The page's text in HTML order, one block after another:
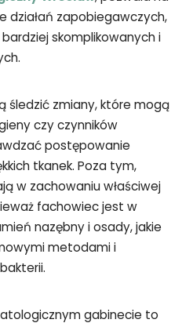
działań zapobiegawczych,
skomplikowanych i
śledzić zmiany, które mogą
czy czynników
postępowanie
tkanek. Poza tym,
w zachowaniu właściwej
fachowiec jest w
nazębny i osady, jakie
metodami i
gabinecie to